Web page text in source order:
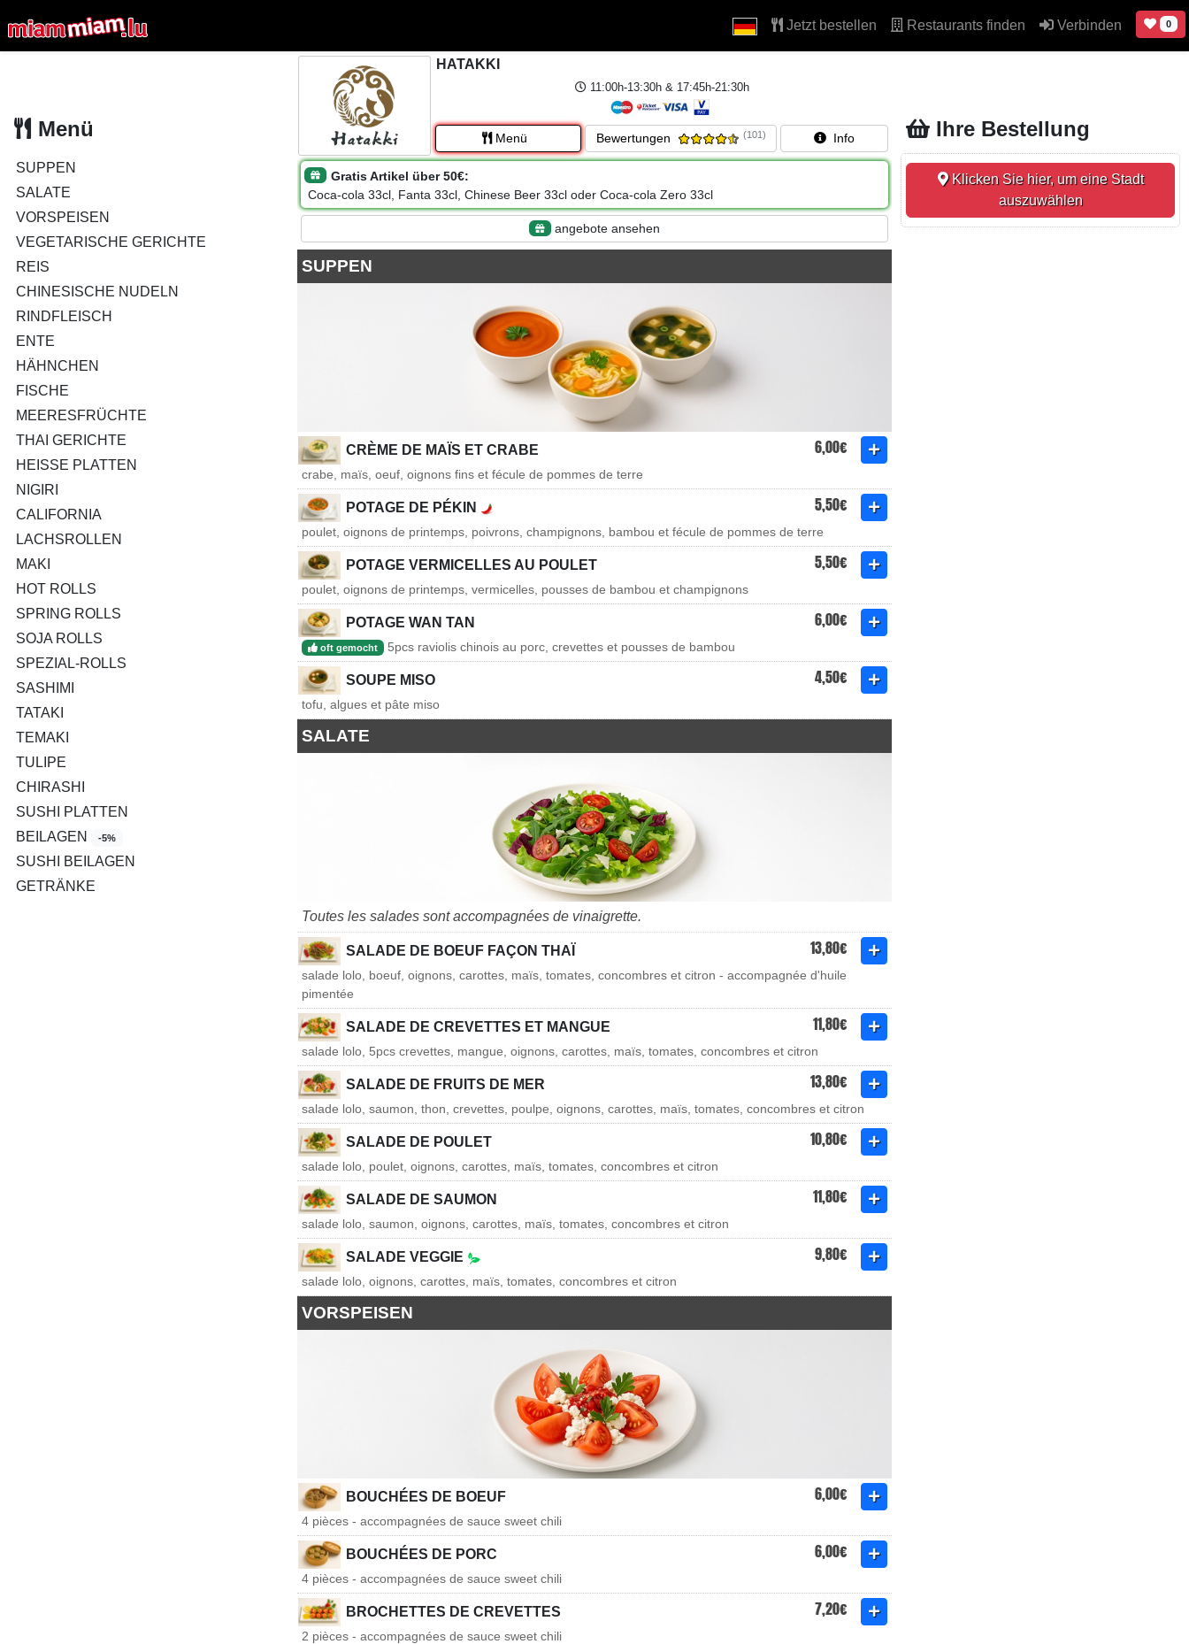
Jetzt bestellen Restaurants finden Verbinden 0
Menü
SUPPEN
SALATE
VORSPEISEN
VEGETARISCHE GERICHTE
REIS
CHINESISCHE NUDELN
RINDFLEISCH
ENTE
HÄHNCHEN
FISCHE
MEERESFRÜCHTE
THAI GERICHTE
HEISSE PLATTEN
NIGIRI
CALIFORNIA
LACHSROLLEN
MAKI
HOT ROLLS
SPRING ROLLS
SOJA ROLLS
SPEZIAL-ROLLS
SASHIMI
TATAKI
TEMAKI
TULIPE
CHIRASHI
SUSHI PLATTEN
BEILAGEN
-5%
SUSHI BEILAGEN
GETRÄNKE
HATAKKI
11:00h-13:30h & 17:45h-21:30h
Menü Bewertungen (101) Info
Gratis Artikel über 50€:
Coca-cola 33cl, Fanta 33cl, Chinese Beer 33cl oder Coca-cola Zero 33cl
angebote ansehen
SUPPEN
CRÈME DE MAÏS ET CRABE 6,00€
crabe, maïs, oeuf, oignons fins et fécule de pommes de terre
POTAGE DE PÉKIN 5,50€
poulet, oignons de printemps, poivrons, champignons, bambou et fécule de pommes de terre
POTAGE VERMICELLES AU POULET 5,50€
poulet, oignons de printemps, vermicelles, pousses de bambou et champignons
POTAGE WAN TAN 6,00€
oft gemocht 5pcs raviolis chinois au porc, crevettes et pousses de bambou
SOUPE MISO 4,50€
tofu, algues et pâte miso
SALATE
Toutes les salades sont accompagnées de vinaigrette.
SALADE DE BOEUF FAÇON THAÏ 13,80€
salade lolo, boeuf, oignons, carottes, maïs, tomates, concombres et citron - accompagnée d'huile
pimentée
SALADE DE CREVETTES ET MANGUE 11,80€
salade lolo, 5pcs crevettes, mangue, oignons, carottes, maïs, tomates, concombres et citron
SALADE DE FRUITS DE MER 13,80€
salade lolo, saumon, thon, crevettes, poulpe, oignons, carottes, maïs, tomates, concombres et citron
SALADE DE POULET 10,80€
salade lolo, poulet, oignons, carottes, maïs, tomates, concombres et citron
SALADE DE SAUMON 11,80€
salade lolo, saumon, oignons, carottes, maïs, tomates, concombres et citron
SALADE VEGGIE 9,80€
salade lolo, oignons, carottes, maïs, tomates, concombres et citron
VORSPEISEN
BOUCHÉES DE BOEUF 6,00€
4 pièces - accompagnées de sauce sweet chili
BOUCHÉES DE PORC 6,00€
4 pièces - accompagnées de sauce sweet chili
BROCHETTES DE CREVETTES 7,20€
2 pièces - accompagnées de sauce sweet chili
Ihre Bestellung
Klicken Sie hier, um eine Stadt
auszuwählen